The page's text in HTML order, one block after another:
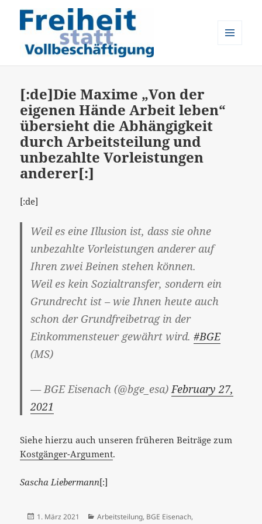
[:de]Die Maxime „Von der
eigenen Hände Arbeit leben“
übersieht die Abhängigkeit
durch Arbeitsteilung und
unbezahlte Vorleistungen
anderer[:]
[:de]
Weil es eine Illusion ist, dass sie ohne
unbezahlte Vorleistungen anderer auf
Ihren zwei Beinen stehen können.
Weil es kein Sozialtransfer, sondern ein
Grundrecht ist – wie Ihnen heute auch
schon der Grundfreibetrag in der
Einkommensteuer gewährt wird.#BGE
(MS)
— BGE Eisenach (@bge_esa) February 27,
2021
Siehe hierzu auch unseren früheren Beiträge zum
Kostgänger-Argument.
Sascha Liebermann[:]
Veröffentlicht
1. März 2021 Kategorien
Arbeitsteilung, BGE Eisenach,